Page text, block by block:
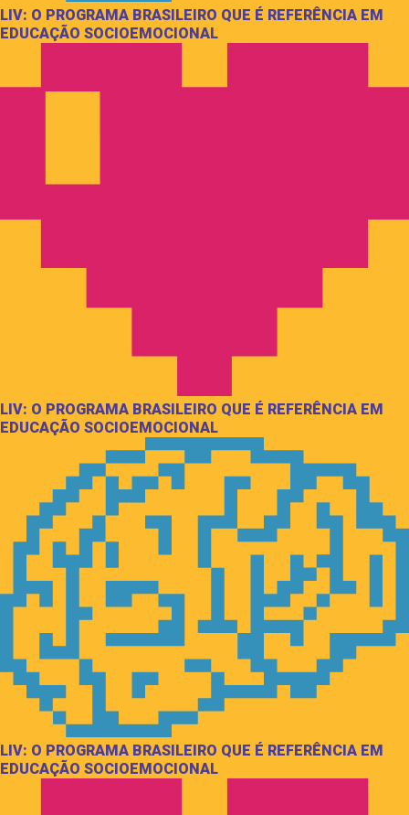
LIV: O PROGRAMA BRASILEIRO QUE É REFERÊNCIA EM
EDUCAÇÃO SOCIOEMOCIONAL
LIV: O PROGRAMA BRASILEIRO QUE É REFERÊNCIA EM
EDUCAÇÃO SOCIOEMOCIONAL
LIV: O PROGRAMA BRASILEIRO QUE É REFERÊNCIA EM
EDUCAÇÃO SOCIOEMOCIONAL